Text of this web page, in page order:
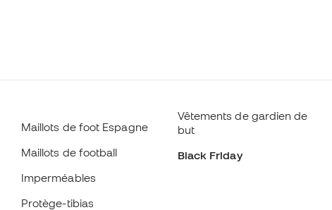
Maillots de foot Espagne
Maillots de football
Imperméables
Protège-tibias
Vêtements de gardien de
but
Black Friday